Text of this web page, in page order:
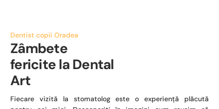
Dentist copii Oradea
Zâmbete
fericite la Dental
Art
Fiecare vizită la stomatolog este o experiență plăcută